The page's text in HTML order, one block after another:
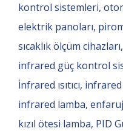
kontrol sistemleri,
elektrik panoları,
sıcaklık ölçüm
infrared güç kontrol
İnfrared ısıtıcı,
infrared lamba,
kızıl ötesi lamba, PID